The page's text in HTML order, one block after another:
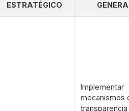
ESTRATÉGICO
Implementar
mecanismos